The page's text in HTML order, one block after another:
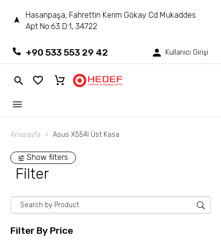
Hasanpaşa, Fahrettin Kerim Gökay Cd Mukaddes
Apt No:63 D:1, 34722
+90 533 553 29 42 Kullanıcı Girişi
Anasayfa Asus X554l Üst Kasa
Show filters
Filter
Filter By Price